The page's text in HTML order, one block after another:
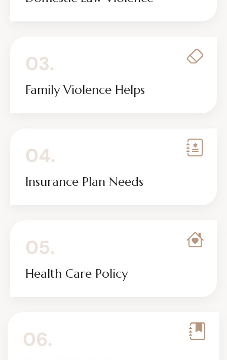
03.
Family Violence Helps
04.
Insurance Plan Needs
05.
Health Care Policy
06.